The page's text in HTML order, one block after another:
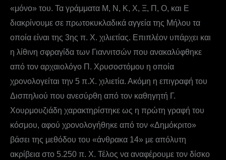
«μόνο» του. Τα γράμματα Μ, Ν, Κ, Χ, Ξ, Π, Ο, και Ε
διακρίνουμε σε πρωτοκυκλαδικά αγγεία της Μήλου τα
οποία είναι της 3ης π. Χ. χιλιετίας. Επιπλέον υπάρχει και
η λίθινη σφραγίδα των Γιαννιτσών που ανακαλύφθηκε
από τον αρχαιολόγο Π. Χρυσοστόμου η οποία
χρονολογείται την 5 π.Χ. χιλιετία. Ακόμη η επιγραφή του
Δισπηλιού που ανεσύρθη από τον καθηγητή Γ.
Χουρμουζιάδη χαρακτηρίστηκε ως η πρώτη γραφή του
κόσμου, αφού χρονολογήθηκε από τον «Δημόκριτο»
βάσει της μεθόδου του «άνθρακα 14» με απόλυτη
ακρίβεια στο 5.250 π. Χ. Τέλος να αναφέρουμε τον δίσκο